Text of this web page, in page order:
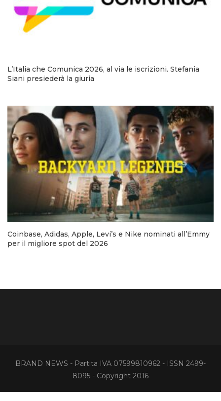
L’Italia che Comunica 2026, al via le iscrizioni. Stefania
Siani presiederà la giuria
Coinbase, Adidas, Apple, Levi’s e Nike nominati all’Emmy
per il migliore spot del 2026
BRAND NEWS - Partita IVA 07599810962 - ISSN 2499-
8095 - Copyright 2016